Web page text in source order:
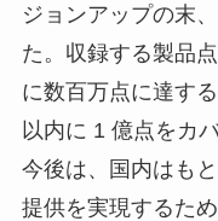
ジョンアップの末
た。収録する製品
に数百万点に達す
以内に 1 億点をカ
今後は、国内はも
提供を実現するた